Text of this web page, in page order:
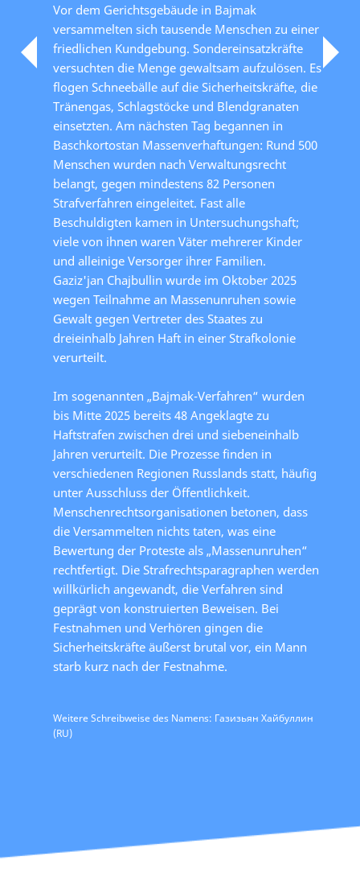
Vor dem Gerichtsgebäude in Bajmak
versammelten sich tausende Menschen zu einer
friedlichen Kundgebung. Sondereinsatzkräfte
versuchten die Menge gewaltsam aufzulösen. Es
flogen Schneebälle auf die Sicherheitskräfte, die
Tränengas, Schlagstöcke und Blendgranaten
einsetzten. Am nächsten Tag begannen in
Baschkortostan Massenverhaftungen: Rund 500
Menschen wurden nach Verwaltungsrecht
belangt, gegen mindestens 82 Personen
Strafverfahren eingeleitet. Fast alle
Beschuldigten kamen in Untersuchungshaft;
viele von ihnen waren Väter mehrerer Kinder
und alleinige Versorger ihrer Familien.
Gaziz'jan Chajbullin wurde im Oktober 2025
wegen Teilnahme an Massenunruhen sowie
Gewalt gegen Vertreter des Staates zu
dreieinhalb Jahren Haft in einer Strafkolonie
verurteilt.
Im sogenannten „Bajmak-Verfahren“ wurden
bis Mitte 2025 bereits 48 Angeklagte zu
Haftstrafen zwischen drei und siebeneinhalb
Jahren verurteilt. Die Prozesse finden in
verschiedenen Regionen Russlands statt, häufig
unter Ausschluss der Öffentlichkeit.
Menschenrechtsorganisationen betonen, dass
die Versammelten nichts taten, was eine
Bewertung der Proteste als „Massenunruhen“
rechtfertigt. Die Strafrechtsparagraphen werden
willkürlich angewandt, die Verfahren sind
geprägt von konstruierten Beweisen. Bei
Festnahmen und Verhören gingen die
Sicherheitskräfte äußerst brutal vor, ein Mann
starb kurz nach der Festnahme.
Weitere Schreibweise des Namens: Газизьян Хайбуллин
(RU)